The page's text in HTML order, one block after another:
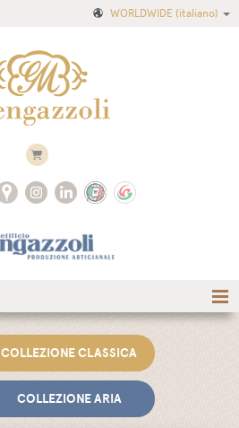
WORLDWIDE (italiano)
COLLEZIONE CLASSICA
COLLEZIONE ARIA